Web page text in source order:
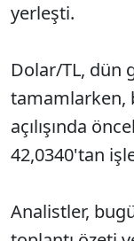
yerleşti.
Dolar/TL, dün
tamamlarken,
açılışında
42,0340'tan
Analistler,